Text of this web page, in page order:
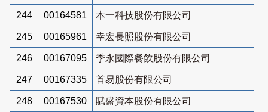
244 00164581 本一科技股份有限公司
245 00165961 幸宏長照股份有限公司
246 00167095 季永國際餐飲股份有限公司
247 00167335 首易股份有限公司
248 00167530 賦盛資本股份有限公司